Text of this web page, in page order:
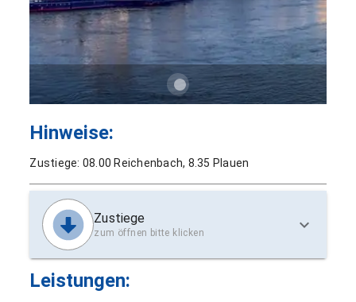
Hinweise:
Zustiege: 08.00 Reichenbach, 8.35 Plauen
Zustiege
zum öffnen bitte klicken
Leistungen: